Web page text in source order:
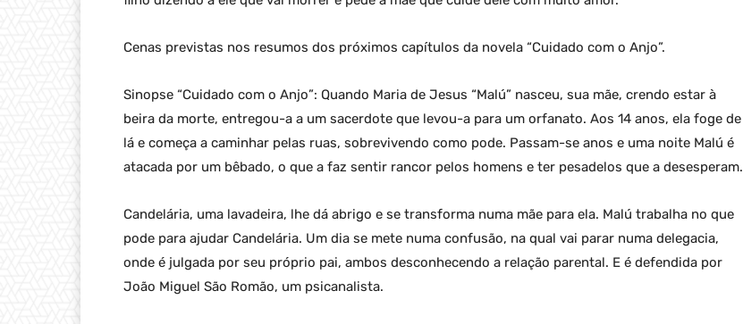
Cenas previstas nos resumos dos próximos capítulos da novela “Cuidado com o Anjo”.
Sinopse “Cuidado com o Anjo”: Quando Maria de Jesus “Malú” nasceu, sua mãe, crendo estar à
beira da morte, entregou-a a um sacerdote que levou-a para um orfanato. Aos 14 anos, ela foge de
lá e começa a caminhar pelas ruas, sobrevivendo como pode. Passam-se anos e uma noite Malú é
atacada por um bêbado, o que a faz sentir rancor pelos homens e ter pesadelos que a desesperam.
Candelária, uma lavadeira, lhe dá abrigo e se transforma numa mãe para ela. Malú trabalha no que
pode para ajudar Candelária. Um dia se mete numa confusão, na qual vai parar numa delegacia,
onde é julgada por seu próprio pai, ambos desconhecendo a relação parental. E é defendida por
João Miguel São Romão, um psicanalista.